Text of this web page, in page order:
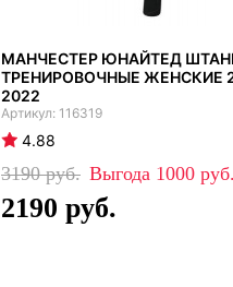
МАНЧЕСТЕР ЮНАЙТЕД
ТРЕНИРОВОЧНЫЕ ЖЕНСКИЕ
2022
116319
4.88
3190 1000
2190